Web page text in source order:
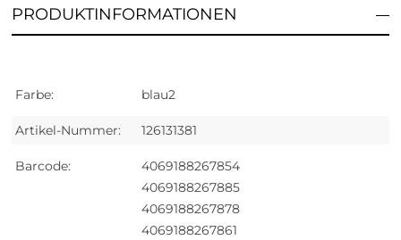
PRODUKTINFORMATIONEN
Farbe: blau2
Artikel-Nummer: 126131381
Barcode:
4069188267854
4069188267885
4069188267878
4069188267861